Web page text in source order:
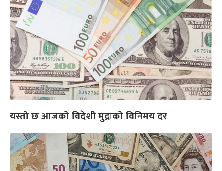
यस्तो छ आजको विदेशी मुद्राको विनिमय दर